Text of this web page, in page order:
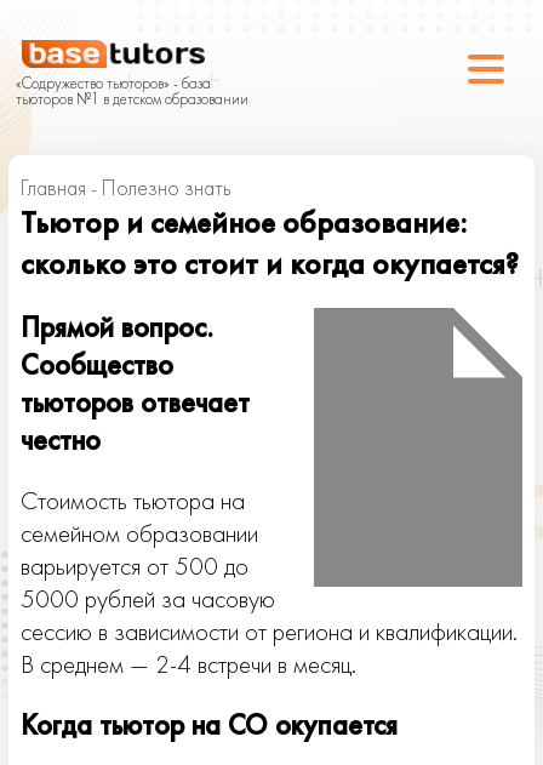
«Содружество тьюторов» - база
тьюторов №1 в детском образовании
Главная - Полезно знать
Тьютор и семейное образование:
сколько это стоит и когда окупается?
Прямой вопрос.
Сообщество
тьюторов отвечает
честно
Стоимость тьютора на
семейном образовании
варьируется от 500 до
5000 рублей за часовую
сессию в зависимости от региона и квалификации.
В среднем — 2-4 встречи в месяц.
Когда тьютор на СО окупается